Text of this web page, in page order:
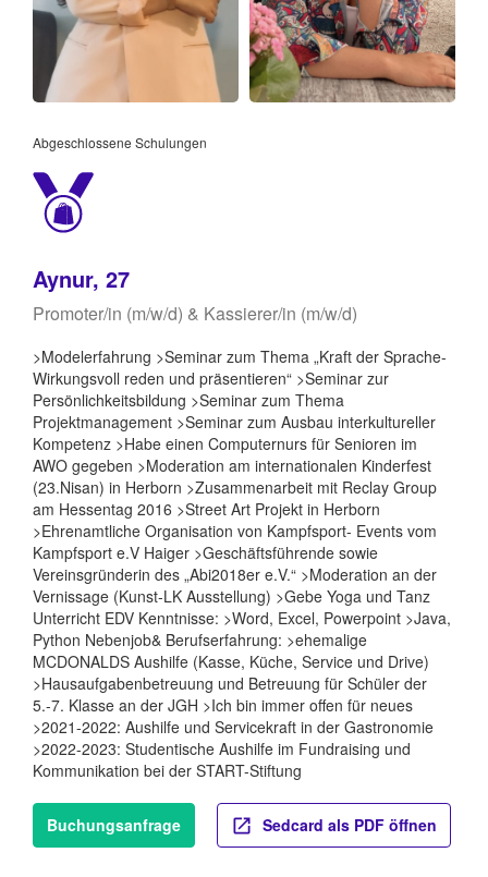
Abgeschlossene Schulungen
Aynur, 27
Promoter/in (m/w/d) & Kassierer/in (m/w/d)
>Modelerfahrung >Seminar zum Thema „Kraft der Sprache-
Wirkungsvoll reden und präsentieren“ >Seminar zur
Persönlichkeitsbildung >Seminar zum Thema
Projektmanagement >Seminar zum Ausbau interkultureller
Kompetenz >Habe einen Computernurs für Senioren im
AWO gegeben >Moderation am internationalen Kinderfest
(23.Nisan) in Herborn >Zusammenarbeit mit Reclay Group
am Hessentag 2016 >Street Art Projekt in Herborn
>Ehrenamtliche Organisation von Kampfsport- Events vom
Kampfsport e.V Haiger >Geschäftsführende sowie
Vereinsgründerin des „Abi2018er e.V.“ >Moderation an der
Vernissage (Kunst-LK Ausstellung) >Gebe Yoga und Tanz
Unterricht EDV Kenntnisse: >Word, Excel, Powerpoint >Java,
Python Nebenjob& Berufserfahrung: >ehemalige
MCDONALDS Aushilfe (Kasse, Küche, Service und Drive)
>Hausaufgabenbetreuung und Betreuung für Schüler der
5.-7. Klasse an der JGH >Ich bin immer offen für neues
>2021-2022: Aushilfe und Servicekraft in der Gastronomie
>2022-2023: Studentische Aushilfe im Fundraising und
Kommunikation bei der START-Stiftung
Buchungsanfrage Sedcard als PDF öffnen